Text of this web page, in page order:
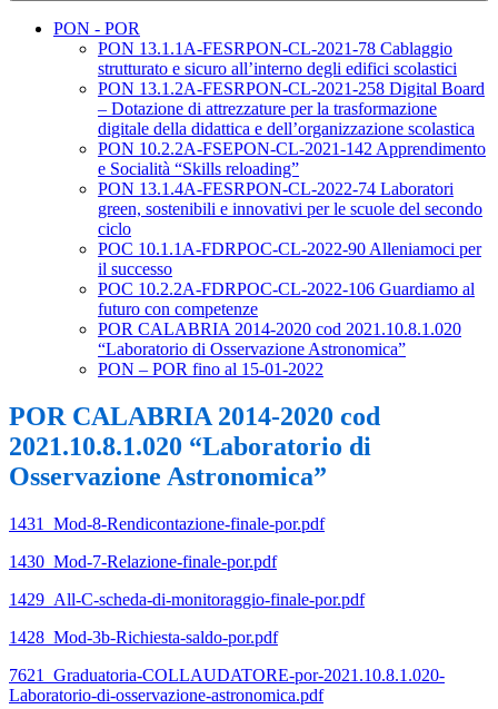
PON - POR
PON 13.1.1A-FESRPON-CL-2021-78 Cablaggio
strutturato e sicuro all’interno degli edifici scolastici
PON 13.1.2A-FESRPON-CL-2021-258 Digital Board
– Dotazione di attrezzature per la trasformazione
digitale della didattica e dell’organizzazione scolastica
PON 10.2.2A-FSEPON-CL-2021-142 Apprendimento
e Socialità “Skills reloading”
PON 13.1.4A-FESRPON-CL-2022-74 Laboratori
green, sostenibili e innovativi per le scuole del secondo
ciclo
POC 10.1.1A-FDRPOC-CL-2022-90 Alleniamoci per
il successo
POC 10.2.2A-FDRPOC-CL-2022-106 Guardiamo al
futuro con competenze
POR CALABRIA 2014-2020 cod 2021.10.8.1.020
“Laboratorio di Osservazione Astronomica”
PON – POR fino al 15-01-2022
POR CALABRIA 2014-2020 cod
2021.10.8.1.020 “Laboratorio di
Osservazione Astronomica”
1431_Mod-8-Rendicontazione-finale-por.pdf
1430_Mod-7-Relazione-finale-por.pdf
1429_All-C-scheda-di-monitoraggio-finale-por.pdf
1428_Mod-3b-Richiesta-saldo-por.pdf
7621_Graduatoria-COLLAUDATORE-por-2021.10.8.1.020-
Laboratorio-di-osservazione-astronomica.pdf